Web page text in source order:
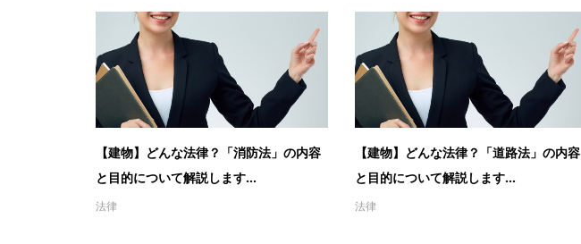
【建物】どんな法律？「消防法」の内容
と目的について解説します...
法律
【建物】どんな法律？「道路法」の内容
と目的について解説します...
法律